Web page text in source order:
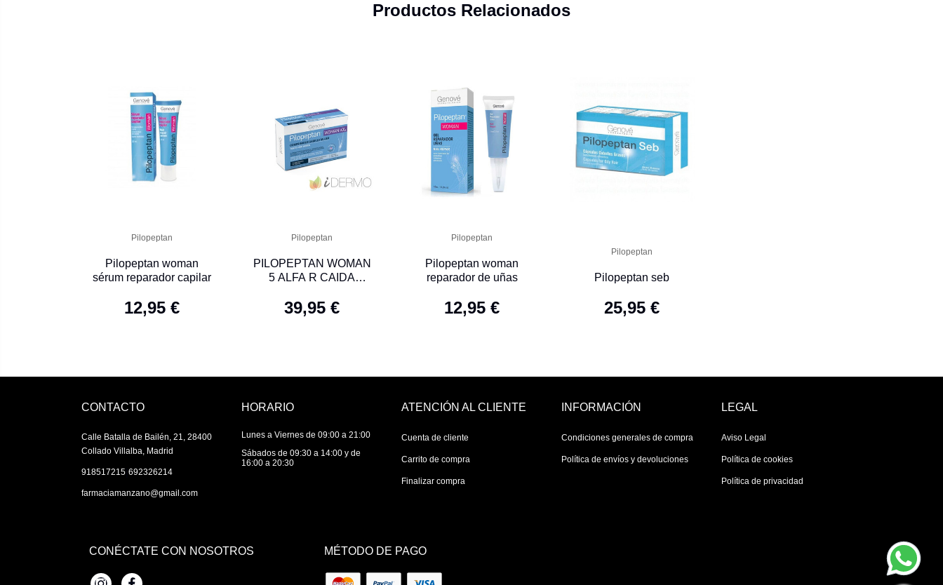
Productos Relacionados
Pilopeptan
Pilopeptan woman
sérum reparador capilar
12,95 €
Pilopeptan
PILOPEPTAN WOMAN
5 ALFA R CAIDA
COMPRIMIDOS
39,95 €
Pilopeptan
Pilopeptan woman
reparador de uñas
12,95 €
Pilopeptan
Pilopeptan seb
25,95 €
CONTACTO
Calle Batalla de Bailén, 21, 28400
Collado Villalba, Madrid
918517215 692326214
farmaciamanzano@gmail.com
HORARIO
Lunes a Viernes de 09:00 a 21:00
Sábados de 09:30 a 14:00 y de
16:00 a 20:30
ATENCIÓN AL CLIENTE
Cuenta de cliente
Carrito de compra
Finalizar compra
INFORMACIÓN
Condiciones generales de compra
Política de envíos y devoluciones
LEGAL
Aviso Legal
Política de cookies
Política de privacidad
CONÉCTATE CON NOSOTROS MÉTODO DE PAGO